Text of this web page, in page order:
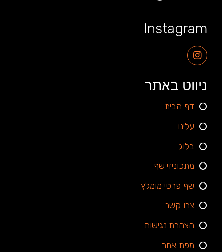
Instagram
ניווט באתר
דף הבית
עלינו
בלוג
מתכוניזי שף
שף פרטי מומלץ
צרו קשר
הצהרת נגישות
מפת אתר